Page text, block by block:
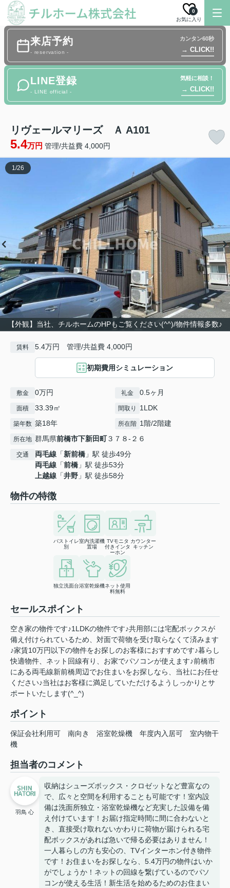
お気に入り
0
来店予約
- reservation -
カンタン60秒
→ CLICK!!
LINE登録
- LINE official -
気軽に相談！
→ CLICK!!
リヴェールマリーズ Ａ A101
5.4万円 管理/共益費 4,000円
【外観】当社、チルホームのHPもご覧ください(^^)/物件情報多数♪
1/26
賃料 5.4万円 管理/共益費 4,000円
初期費用シミュレーション
敷金 0万円 礼金 0.5ヶ月
面積 33.39㎡ 間取り 1LDK
築年数 築18年 所在階 1階/2階建
所在地 群馬県前橋市下新田町３７８-２６
交通 両毛線 「新前橋 」駅 徒歩49分
両毛線 「前橋 」駅 徒歩53分
上越線 「井野 」駅 徒歩58分
物件の特徴
バストイレ
別
室内洗濯機
置場
TVモニタ
付きインタ
ーホン
カウンター
キッチン
独立洗面台浴室乾燥機ネット使用
料無料
セールスポイント
空き家の物件です♪1LDKの物件です♪共用部には宅配ボックスが
備え付けられているため、対面で荷物を受け取らなくて済みます
♪家賃10万円以下の物件をお探しのお客様におすすめです♪暮らし
快適物件、ネット回線有り、お家でパソコンが使えます♪前橋市
にある両毛線新前橋周辺でお住まいをお探しなら、当社にお任せ
ください♪当社はお客様に満足していただけるようしっかりとサ
ポートいたします(^_^)
ポイント
保証会社利用可 南向き 浴室乾燥機 年度内入居可
室内物干
機
担当者のコメント
羽鳥 心
収納はシューズボックス・クロゼットなど豊富なの
で、広々と空間を利用することも可能です！室内設
備は洗面所独立・浴室乾燥機など充実した設備を備
え付けています！お届け指定時間に間に合わないと
き、直接受け取れないかわりに荷物が届けられる宅
配ボックスがあれば急いで帰る必要はありません！
一人暮らしの方も安心の、TVインターホン付き物件
です！お住まいをお探しなら、5.4万円の物件はいか
がでしょうか！ネットの回線を繋げているのでパソ
コンが使える生活！新生活を始めるためのお住まい